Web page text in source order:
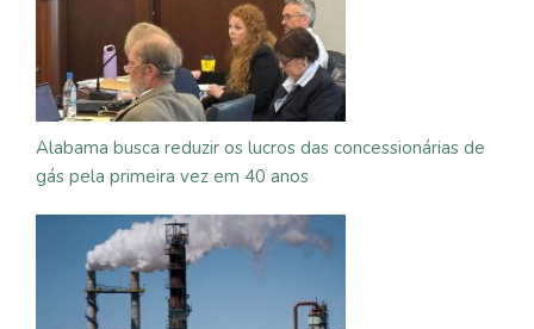
Alabama busca reduzir os lucros das concessionárias de
gás pela primeira vez em 40 anos